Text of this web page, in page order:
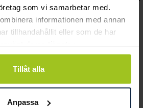
som vi samarbetar med.
informationen med annan
tillhandahållit eller som de har
Tillåt alla
Anpassa
Classic
Meja hänge 18K rödguld